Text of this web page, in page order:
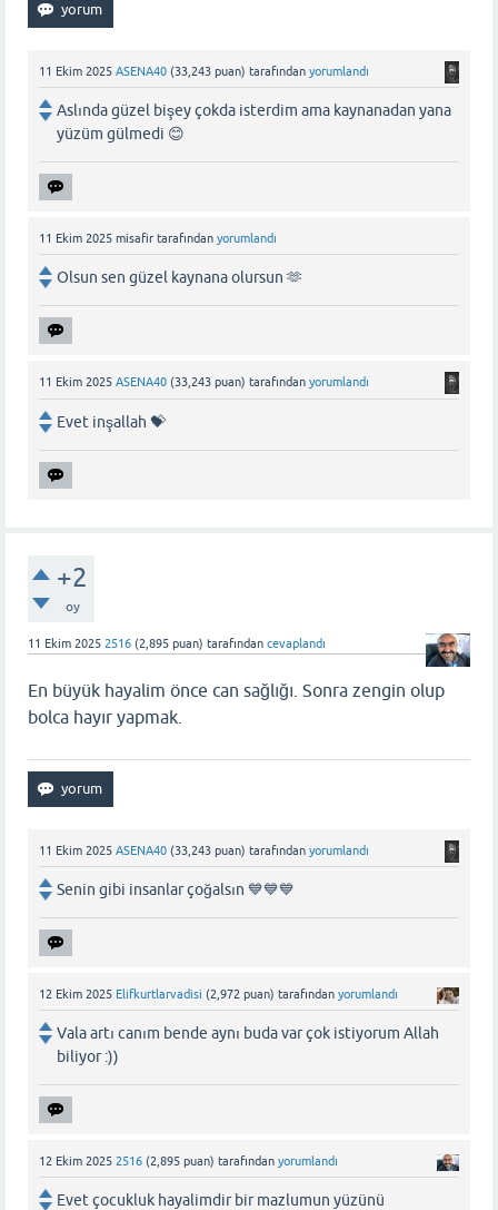
11 Ekim 2025 ASENA40 (33,243 puan) tarafından yorumlandı
Aslında güzel bişey çokda isterdim ama kaynanadan yana
yüzüm gülmedi 😊
11 Ekim 2025 misafir tarafından yorumlandı
Olsun sen güzel kaynana olursun 🫶
11 Ekim 2025 ASENA40 (33,243 puan) tarafından yorumlandı
Evet inşallah 💝
+2
oy
11 Ekim 2025 2516 (2,895 puan) tarafından cevaplandı
En büyük hayalim önce can sağlığı. Sonra zengin olup
bolca hayır yapmak.
11 Ekim 2025 ASENA40 (33,243 puan) tarafından yorumlandı
Senin gibi insanlar çoğalsın 💙💙💙
12 Ekim 2025 Elifkurtlarvadisi (2,972 puan) tarafından yorumlandı
Vala artı canım bende aynı buda var çok istiyorum Allah
biliyor :))
12 Ekim 2025 2516 (2,895 puan) tarafından yorumlandı
Evet çocukluk hayalimdir bir mazlumun yüzünü